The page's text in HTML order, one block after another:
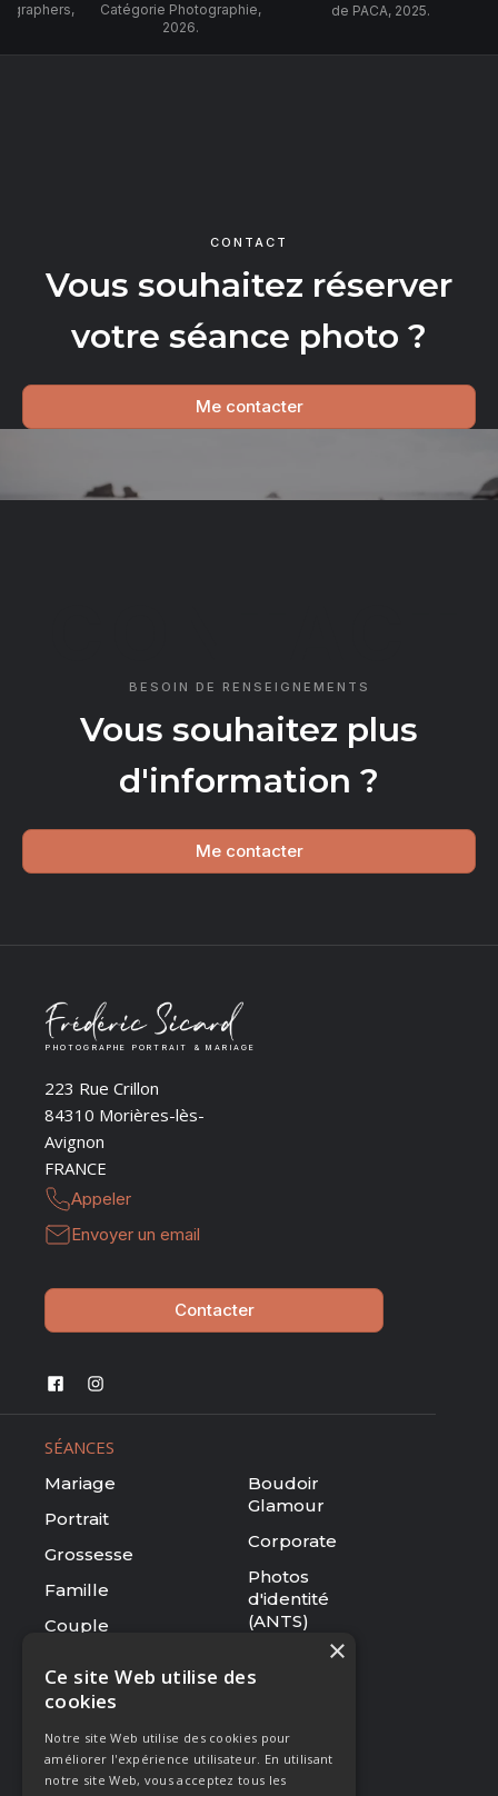
de PACA, 2025.
Catégorie Photographie,
2026.
CONTACT
Vous souhaitez réserver
votre séance photo ?
Me contacter
BESOIN DE RENSEIGNEMENTS
Vous souhaitez plus
d'information ?
Me contacter
PHOTOGRAPHE PORTRAIT & MARIAGE
223 Rue Crillon
84310 Morières-lès-
Avignon
FRANCE
Appeler
Envoyer un email
Contacter
SÉANCES
Mariage
Portrait
Grossesse
Famille
Couple
Boudoir
Glamour
Corporate
Photos
d'identité
(ANTS)
RESSOURCES
Le studio
Galerie
Ce site Web utilise des
cookies
Notre site Web utilise des cookies pour
améliorer l'expérience utilisateur. En utilisant
notre site Web, vous acceptez tous les
×